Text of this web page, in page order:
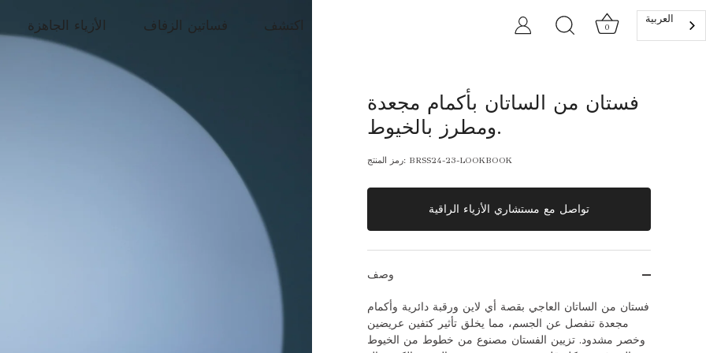
الأزياء الجاهزة فساتين الزفاف اكتشف 0
العربية‏
فستان من الساتان بأكمام مجعدة
ومطرز بالخيوط.
رمز المنتج: BRSS24-23-LOOKBOOK
تواصل مع مستشاري الأزياء الراقية
وصف
فستان من الساتان العاجي بقصة أي لاين ورقبة دائرية وأكمام
مجعدة تنفصل عن الجسم، مما يخلق تأثير كتفين عريضين
وخصر مشدود. تزيين الفستان مصنوع من خطوط من الخيوط